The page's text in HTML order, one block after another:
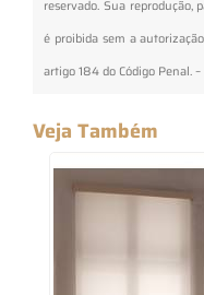
reservado. Sua reprodução,
é proibida sem a
artigo 184 do Código Penal. –
Veja Também